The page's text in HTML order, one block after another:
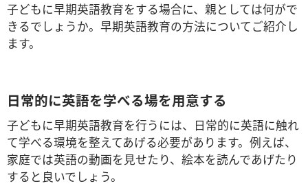
子どもに早期英語教育をする場合に、親としては何がで
きるでしょうか。早期英語教育の方法についてご紹介し
ます。
日常的に英語を学べる場を用意する
子どもに早期英語教育を行うには、日常的に英語に触れ
て学べる環境を整えてあげる必要があります。例えば、
家庭では英語の動画を見せたり、絵本を読んであげたり
すると良いでしょう。